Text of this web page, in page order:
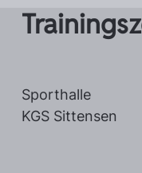
Sporthalle
KGS Sittensen